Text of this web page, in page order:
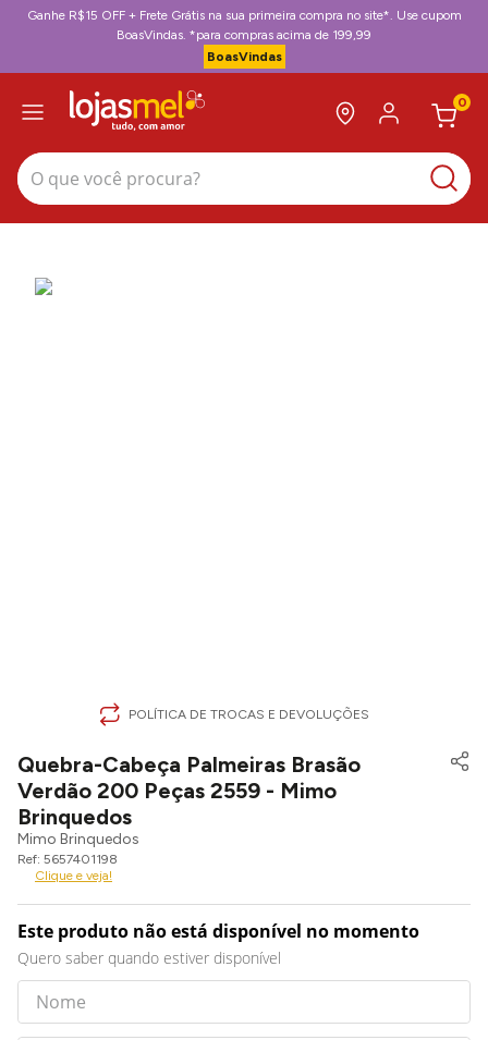
Ganhe R$15 OFF + Frete Grátis na sua primeira compra no site*. Use cupom
BoasVindas. *para compras acima de 199,99
BoasVindas
0
O que você procura?
POLÍTICA DE TROCAS E DEVOLUÇÕES
Quebra-Cabeça Palmeiras Brasão
Verdão 200 Peças 2559 - Mimo
Brinquedos
Mimo Brinquedos
5657401198
Clique e veja!
Este produto não está disponível no momento
Quero saber quando estiver disponível